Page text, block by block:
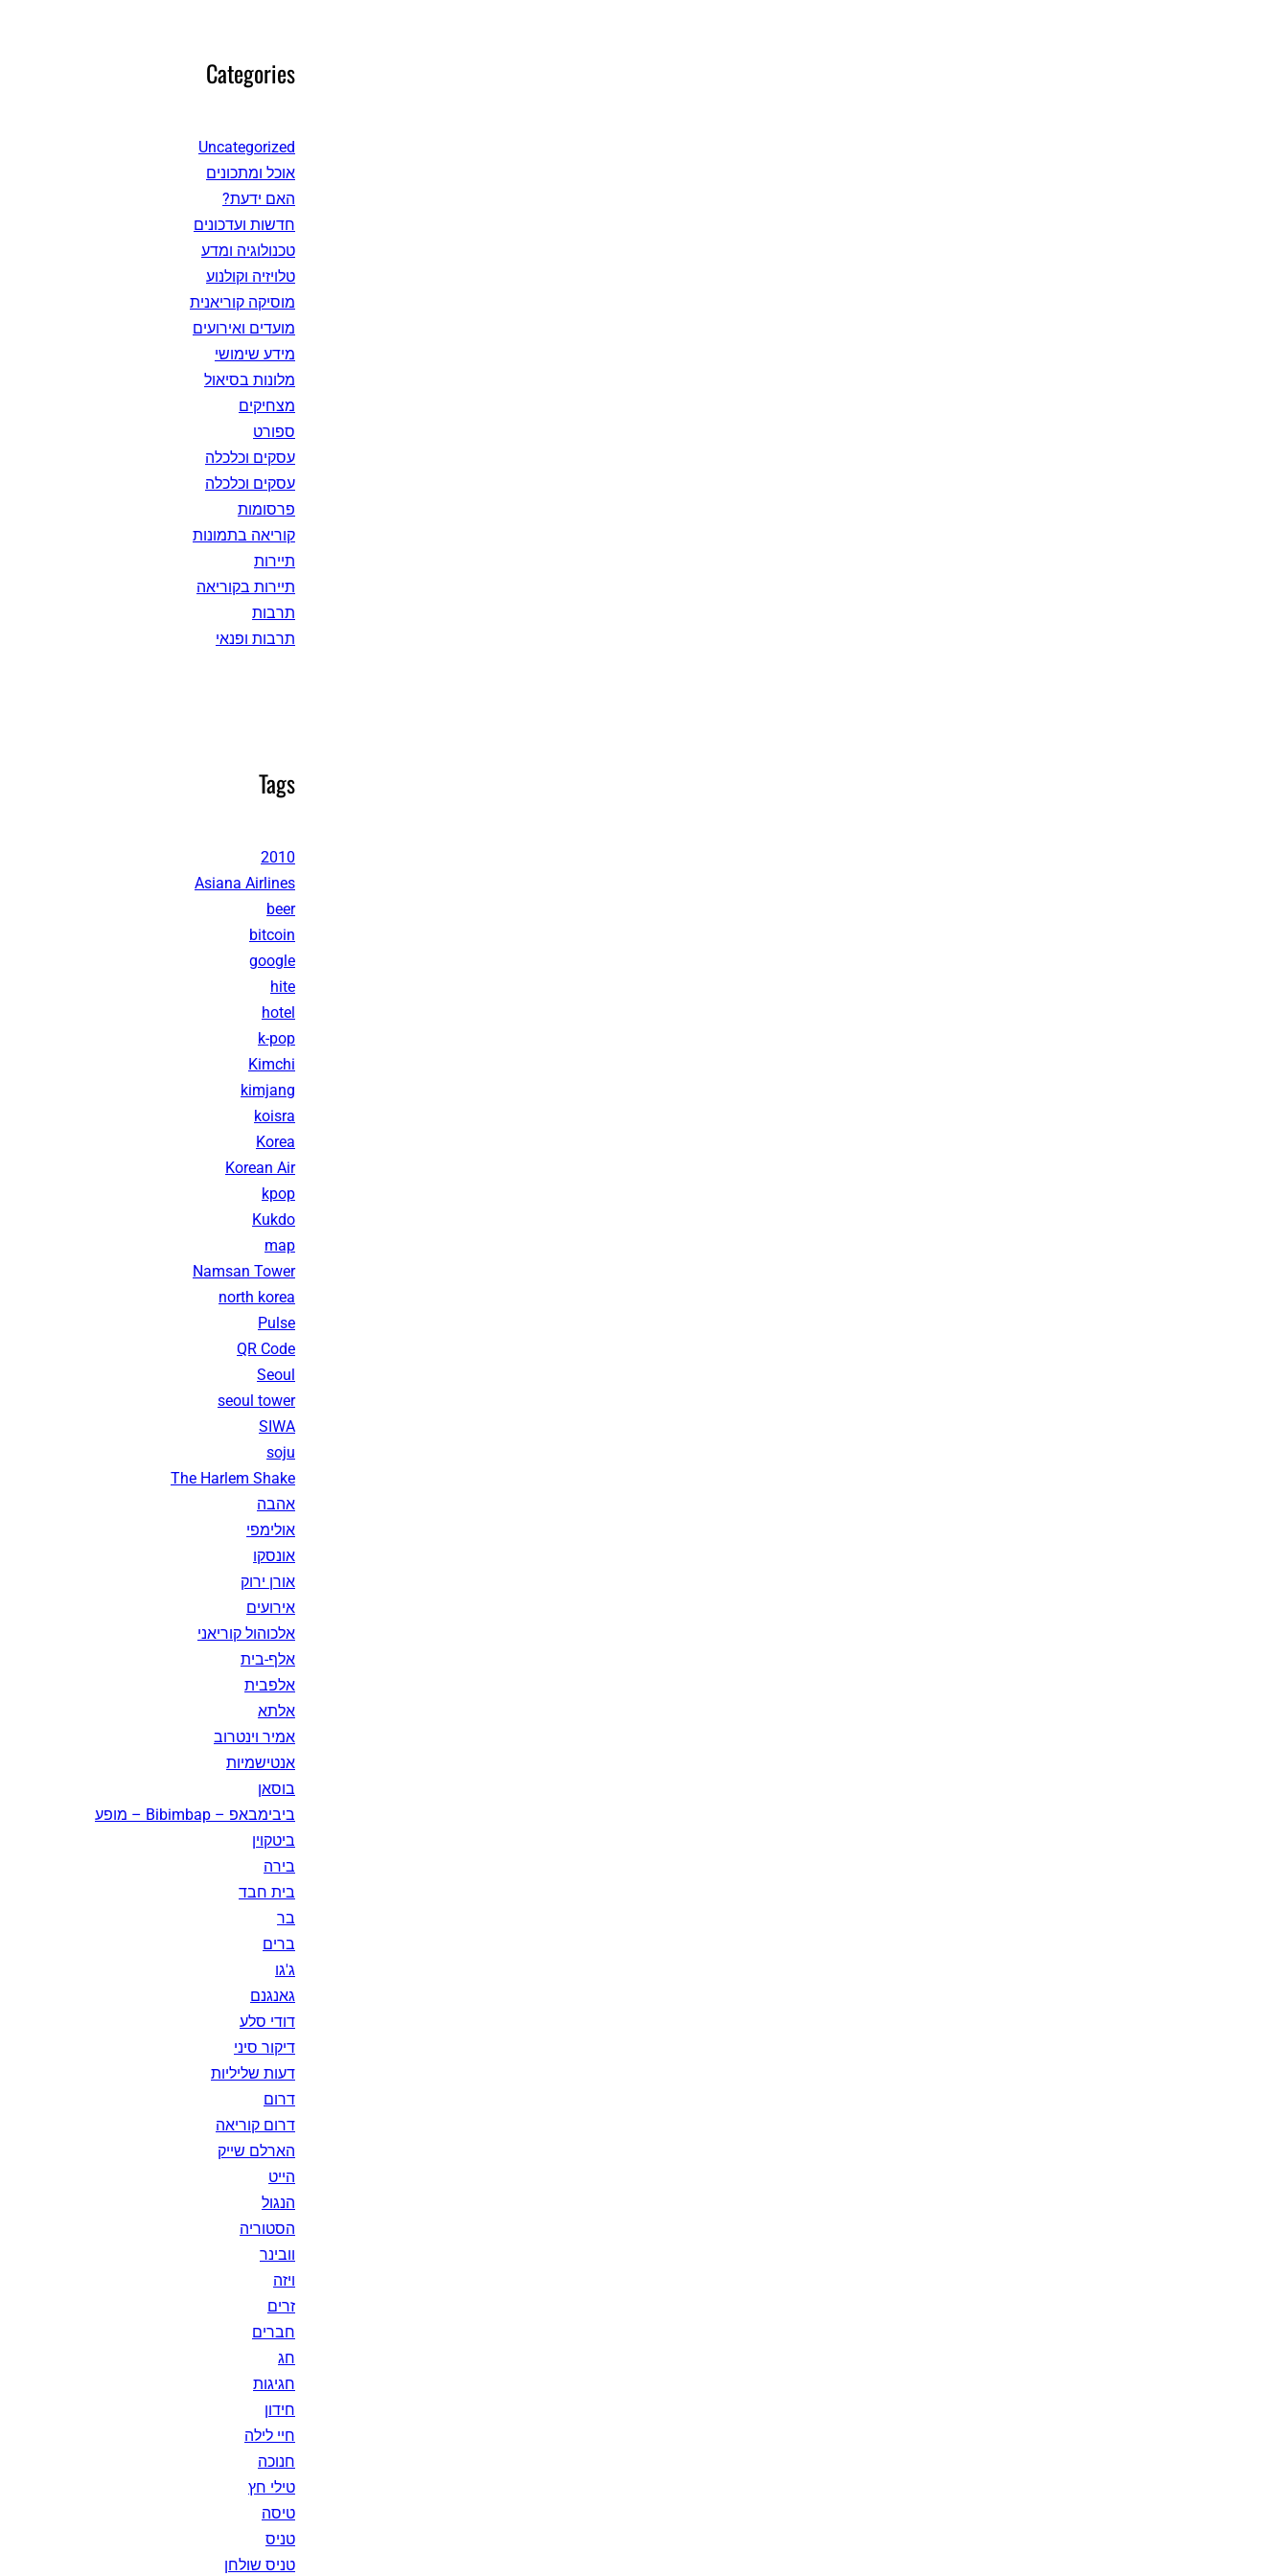
Categories
Uncategorized
אוכל ומתכונים
האם ידעת?
חדשות ועדכונים
טכנולוגיה ומדע
טלויזיה וקולנוע
מוסיקה קוריאנית
מועדים ואירועים
מידע שימושי
מלונות בסיאול
מצחיקים
ספורט
עסקים וכלכלה
עסקים וכלכלה
פרסומות
קוריאה בתמונות
תיירות
תיירות בקוריאה
תרבות
תרבות ופנאי
Tags
2010
Asiana Airlines
beer
bitcoin
google
hite
hotel
k-pop
Kimchi
kimjang
koisra
Korea
Korean Air
kpop
Kukdo
map
Namsan Tower
north korea
Pulse
QR Code
Seoul
seoul tower
SIWA
soju
The Harlem Shake
אהבה
אולימפי
אונסקו
אורן ירוק
אירועים
אלכוהול קוריאני
אלף-בית
אלפבית
אלתא
אמיר וינטרוב
אנטישמיות
בוסאן
ביבימבאפ – Bibimbap – מופע
ביטקוין
בירה
בית חבד
בר
ברים
ג'גו
גאנגנם
דודי סלע
דיקור סיני
דעות שליליות
דרום
דרום קוריאה
הארלם שייק
הייט
הנגול
הסטוריה
וובינר
ויזה
זרים
חברים
חג
חגיגות
חידון
חיי לילה
חנוכה
טילי חץ
טיסה
טניס
טניס שולחן